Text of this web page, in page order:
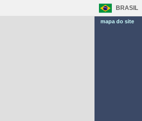
BRASIL
mapa do site